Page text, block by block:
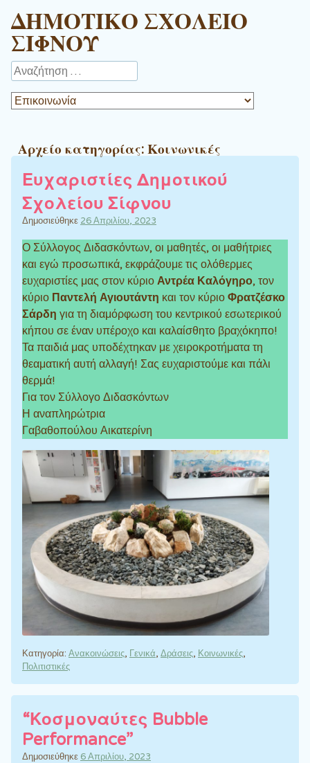
ΔΗΜΟΤΙΚΟ ΣΧΟΛΕΙΟ
ΣΙΦΝΟΥ
Αναζήτηση
Αρχείο κατηγορίας: Κοινωνικές
Ευχαριστίες Δημοτικού
Σχολείου Σίφνου
Δημοσιεύθηκε 26 Απριλίου, 2023
Ο Σύλλογος Διδασκόντων, οι μαθητές, οι μαθήτριες
και εγώ προσωπικά, εκφράζουμε τις ολόθερμες
ευχαριστίες μας στον κύριοΑντρέα Καλόγηρο, τον
κύριο Παντελή Αγιουτάντη και τον κύριοΦρατζέσκο
Σάρδη για τη διαμόρφωση του κεντρικού εσωτερικού
κήπου σε έναν υπέροχο και καλαίσθητο βραχόκηπο!
Τα παιδιά μας υποδέχτηκαν με χειροκροτήματα τη
θεαματική αυτή αλλαγή! Σας ευχαριστούμε και πάλι
θερμά!
Για τον Σύλλογο Διδασκόντων
Η αναπληρώτρια
Γαβαθοπούλου Αικατερίνη
Κατηγορία: Ανακοινώσεις, Γενικά, Δράσεις, Κοινωνικές,
Πολιτιστικές
“Κοσμοναύτες Bubble
Performance”
Δημοσιεύθηκε 6 Απριλίου, 2023